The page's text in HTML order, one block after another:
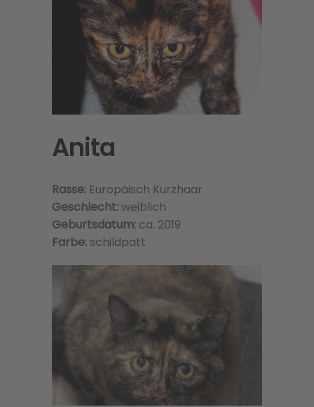
Anita
Rasse: Europäisch Kurzhaar
Geschlecht:weiblich
Geburtsdatum: ca. 2019
Farbe: schildpatt